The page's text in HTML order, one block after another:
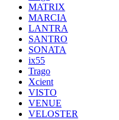
MATRIX
MARCIA
LANTRA
SANTRO
SONATA
ix55
Trago
Xcient
VISTO
VENUE
VELOSTER